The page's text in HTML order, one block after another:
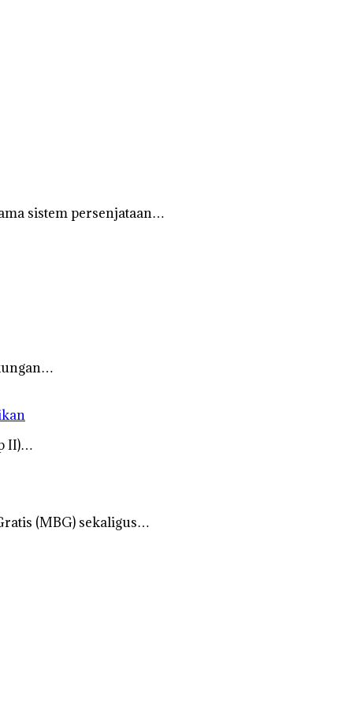
sistem persenjataan…
II)…
(MBG) sekaligus…